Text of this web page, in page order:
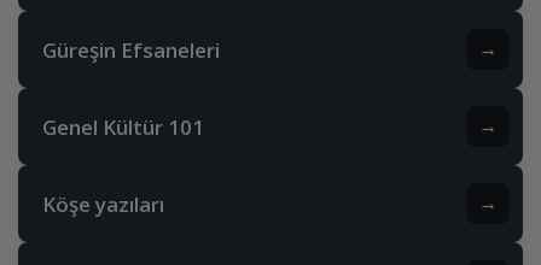
Güreşin Efsaneleri →
Genel Kültür 101 →
Köşe yazıları →